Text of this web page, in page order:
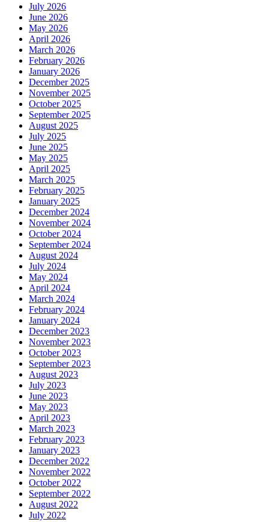
July 2026
June 2026
May 2026
April 2026
March 2026
February 2026
January 2026
December 2025
November 2025
October 2025
September 2025
August 2025
July 2025
June 2025
May 2025
April 2025
March 2025
February 2025
January 2025
December 2024
November 2024
October 2024
September 2024
August 2024
July 2024
May 2024
April 2024
March 2024
February 2024
January 2024
December 2023
November 2023
October 2023
September 2023
August 2023
July 2023
June 2023
May 2023
April 2023
March 2023
February 2023
January 2023
December 2022
November 2022
October 2022
September 2022
August 2022
July 2022